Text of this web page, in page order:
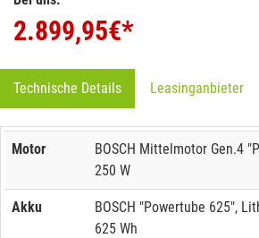
2.899,95€*
Technische Details Leasinganbieter
Motor
BOSCH Mittelmotor Gen.4
250 W
Akku
BOSCH "Powertube 625",
625 Wh